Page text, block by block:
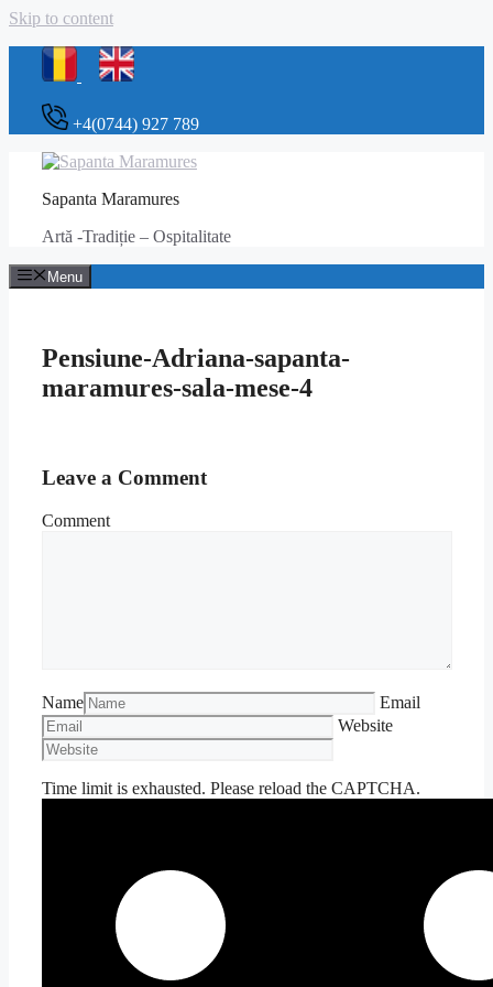
Skip to content
+4(0744) 927 789
Sapanta Maramures
Artă -Tradiție – Ospitalitate
Menu
Pensiune-Adriana-sapanta-
maramures-sala-mese-4
Leave a Comment
Comment
Name
Email
Website
Time limit is exhausted. Please reload the CAPTCHA.